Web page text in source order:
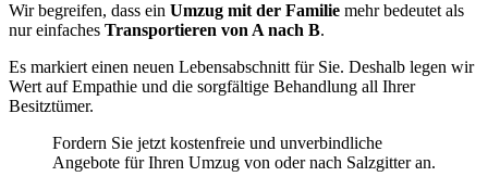
Wir begreifen, dass ein Umzug mit der Familie mehr bedeutet als
nur einfaches Transportieren von A nach B.
Es markiert einen neuen Lebensabschnitt für Sie. Deshalb legen wir
Wert auf Empathie und die sorgfältige Behandlung all Ihrer
Besitztümer.
Fordern Sie jetzt kostenfreie und unverbindliche
Angebote für Ihren Umzug von oder nach Salzgitter an.